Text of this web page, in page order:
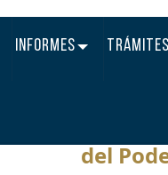
INFORMES TRÁMITES
general
del